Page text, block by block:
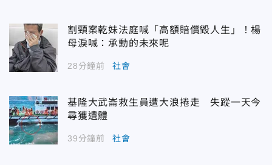
割頸案乾妹法庭喊「高額賠償毀人生」！楊
母淚喊：承勳的未來呢
28分鐘前 社會
基隆大武崙救生員遭大浪捲走 失蹤一天今
尋獲遺體
39分鐘前 社會